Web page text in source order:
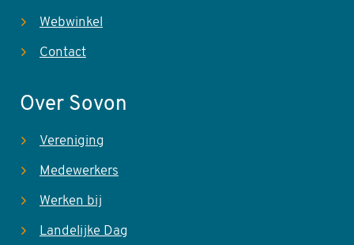
Webwinkel
Contact
Over Sovon
Vereniging
Medewerkers
Werken bij
Landelijke Dag